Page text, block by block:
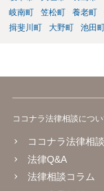
かつ負担の少ない解決
働法に詳しい弁護士や
ります。 労働審判は
岐南町
笠松町 養老町
揖斐川町
大野町 池田
ココナラ法律相談につ
ココナラ法律相
法律Q&A
法律相談コラム